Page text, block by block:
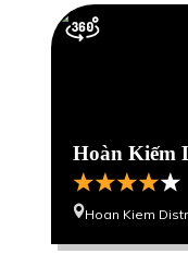
Hoàn Kiếm
Hoan Kiem